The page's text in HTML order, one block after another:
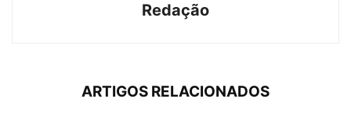
Redação
ARTIGOS RELACIONADOS